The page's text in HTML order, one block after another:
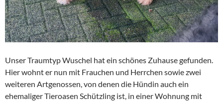
Unser Traumtyp Wuschel hat ein schönes Zuhause gefunden.
Hier wohnt er nun mit Frauchen und Herrchen sowie zwei
weiteren Artgenossen, von denen die Hündin auch ein
ehemaliger Tieroasen Schützling ist, in einer Wohnung mit